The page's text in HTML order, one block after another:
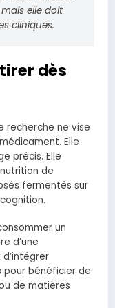
elle doit
cliniques.
dès
recherche ne vise
Elle
précis. Elle
de
fermentés sur
un
d’une
bénéficier de
de matières